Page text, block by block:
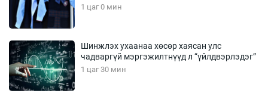
1 цаг 0 мин
Шинжлэх ухаанаа хөсөр хаясан улс
чадваргүй мэргэжилтнүүд л “үйлдвэрлэдэг”
1 цаг 30 мин